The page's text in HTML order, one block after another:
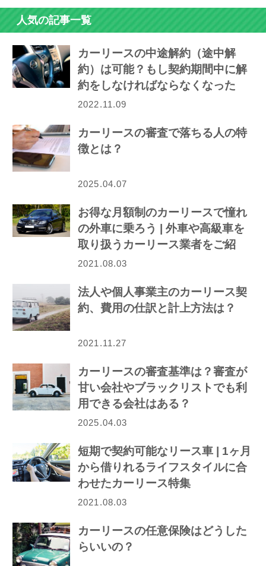
人気の記事一覧
カーリースの中途解約（途中解
約）は可能？もし契約期間中に解
約をしなければならなくなった
ら…
2022.11.09
カーリースの審査で落ちる人の特
徴とは？
2025.04.07
お得な月額制のカーリースで憧れ
の外車に乗ろう | 外車や高級車を
取り扱うカーリース業者をご紹
介！
2021.08.03
法人や個人事業主のカーリース契
約、費用の仕訳と計上方法は？
2021.11.27
カーリースの審査基準は？審査が
甘い会社やブラックリストでも利
用できる会社はある？
2025.04.03
短期で契約可能なリース車 | 1ヶ月
から借りれるライフスタイルに合
わせたカーリース特集
2021.08.03
カーリースの任意保険はどうした
らいいの？